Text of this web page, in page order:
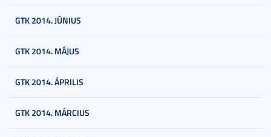
GTK 2014. JÚNIUS
GTK 2014. MÁJUS
GTK 2014. ÁPRILIS
GTK 2014. MÁRCIUS